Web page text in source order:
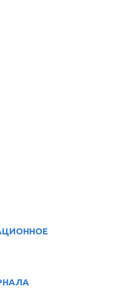
отправки email)